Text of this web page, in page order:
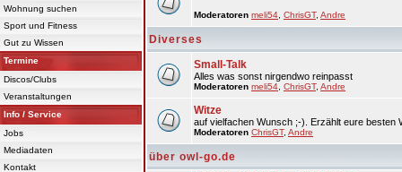
Wohnung suchen
Sport und Fitness
Gut zu Wissen
Termine
Discos/Clubs
Veranstaltungen
Info / Service
Jobs
Mediadaten
Kontakt
Moderatoren meli54 ChrisGT, Andre
Diverses
Small-Talk
Alles was sonst nirgendwo reinpasst
Moderatoren meli54 ChrisGT, Andre
Witze
auf vielfachen Wunsch ;-). Erzählt eure besten
Moderatoren ChrisGT, Andre
über owl-go.de